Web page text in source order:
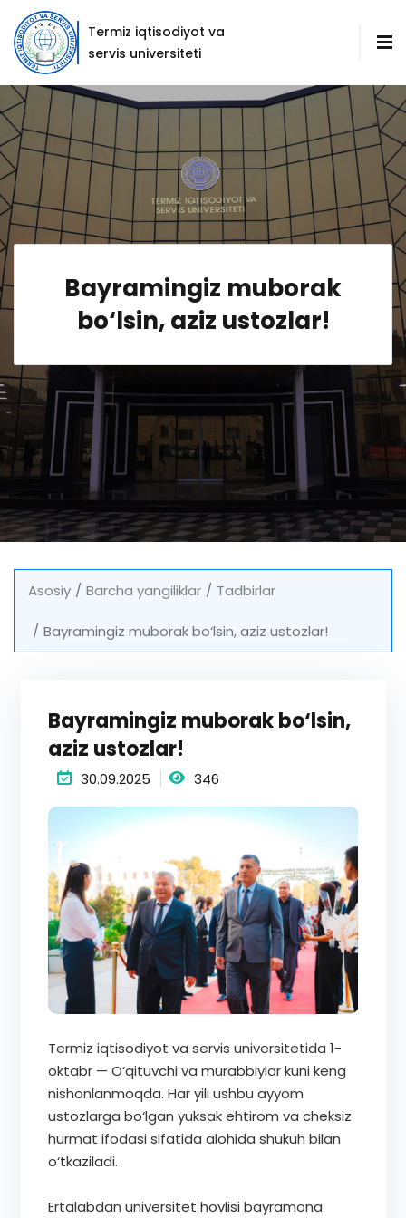
Termiz iqtisodiyot va
servis universiteti
Bayramingiz muborak
bo‘lsin, aziz ustozlar!
Asosiy Barcha yangiliklar Tadbirlar
Bayramingiz muborak bo‘lsin, aziz ustozlar!
Bayramingiz muborak bo‘lsin,
aziz ustozlar!
30.09.2025 346
Termiz iqtisodiyot va servis universitetida 1-
oktabr — O‘qituvchi va murabbiylar kuni keng
nishonlanmoqda. Har yili ushbu ayyom
ustozlarga bo‘lgan yuksak ehtirom va cheksiz
hurmat ifodasi sifatida alohida shukuh bilan
o‘tkaziladi.
Ertalabdan universitet hovlisi bayramona